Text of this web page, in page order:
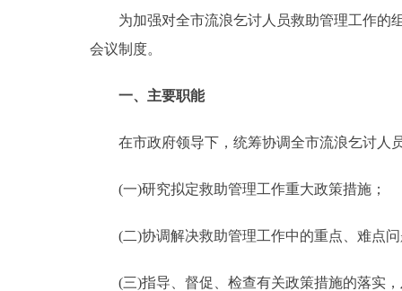
为加强对全市流浪乞讨人员救助管理工作的组
会议制度。
一、主要职能
在市政府领导下，统筹协调全市流浪乞讨人
(一)研究拟定救助管理工作重大政策措施；
(二)协调解决救助管理工作中的重点、难点问
(三)指导、督促、检查有关政策措施的落实，